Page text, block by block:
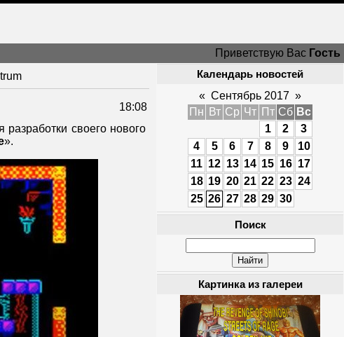
Приветствую Вас Гость
18:08
разработки своего нового
».
Календарь новостей
« Сентябрь 2017 »
Пн
Вт Ср Чт Пт Сб Вс
1
2
3
4
5 6 7 8 9
10
11 12 13 14 15 16 17
18 19 20 21 22 23 24
25 26 27 28 29 30
Поиск
Картинка из галереи